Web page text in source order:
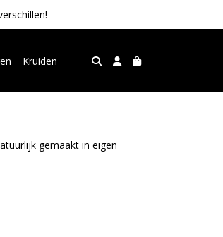
Kruiden
gemaakt in eigen